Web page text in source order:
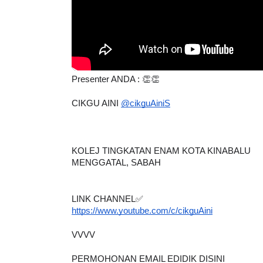
Presenter ANDA : 👏👏
CIKGU AINI @cikguAiniS
KOLEJ TINGKATAN ENAM KOTA KINABALU
MENGGATAL, SABAH
LINK CHANNEL✅
https://www.youtube.com/c/cikguAini
VVVV
PERMOHONAN EMAIL EDIDIK DISINI
[LIVE] MATEMATIK SR, WANG
#141 #...
LIVE